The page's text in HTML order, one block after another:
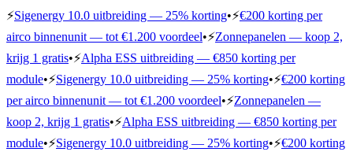
⚡Sigenergy 10.0 uitbreiding — 25% korting•⚡€200 korting per
airco binnenunit — tot €1.200 voordeel•⚡Zonnepanelen — koop 2,
krijg 1 gratis•⚡Alpha ESS uitbreiding — €850 korting per
module•⚡Sigenergy 10.0 uitbreiding — 25% korting•⚡€200 korting
per airco binnenunit — tot €1.200 voordeel•⚡Zonnepanelen —
koop 2, krijg 1 gratis•⚡Alpha ESS uitbreiding — €850 korting per
module•⚡Sigenergy 10.0 uitbreiding — 25% korting•⚡€200 korting